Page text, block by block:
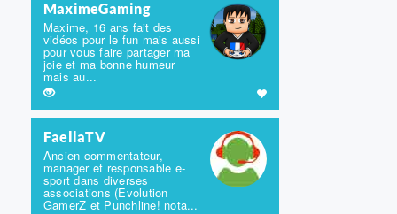
MaximeGaming
Maxime, 16 ans fait des
vidéos pour le fun mais aussi
pour vous faire partager ma
joie et ma bonne humeur
mais au...
FaellaTV
Ancien commentateur,
manager et responsable e-
sport dans diverses
associations (Evolution
GamerZ et Punchline! nota...